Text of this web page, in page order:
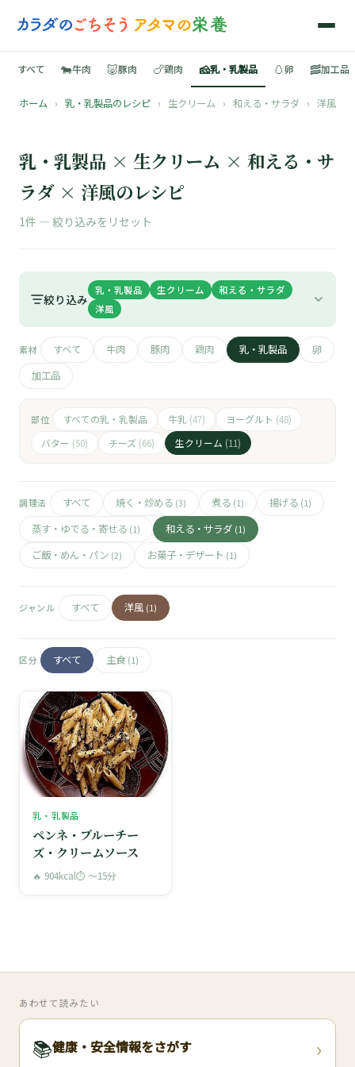
📚
🐷
🧀
すべて 🐄牛肉 🐷豚肉 🍗鶏肉 🧀乳・乳製品 🥚卵 🥓加工品
ホーム › 乳・乳製品のレシピ › 生クリーム › 和える・サラダ › 洋風
乳・乳製品 × 生クリーム × 和える・サ
ラダ × 洋風のレシピ
1件 — 絞り込みをリセット
絞り込み
乳・乳製品 生クリーム
和える・サラダ
洋風
素材 すべて 牛肉 豚肉 鶏肉 乳・乳製品
卵
加工品
部位 すべての乳・乳製品 牛乳 (47) ヨーグルト (48)
バター (50) チーズ (66) 生クリーム (11)
調理法 すべて 焼く・炒める (3) 煮る (1) 揚げる (1)
蒸す・ゆでる・寄せる (1) 和える・サラダ (1)
ご飯・めん・パン (2) お菓子・デザート (1)
ジャンル すべて 洋風 (1)
区分 すべて 主食 (1)
乳・乳製品
ペンネ・ブルーチー
ズ・クリームソース
🔥 904kcal⏱ 〜15分
あわせて読みたい
📚健康・安全情報をさがす ›